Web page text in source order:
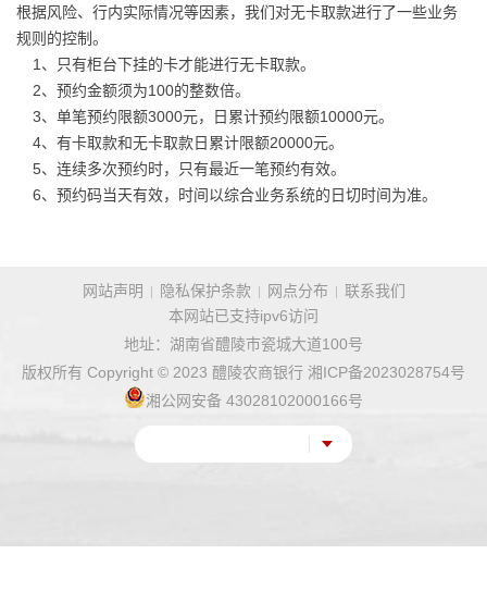
根据风险、行内实际情况等因素，我们对无卡取款进行了一些业务
规则的控制。
1、只有柜台下挂的卡才能进行无卡取款。
2、预约金额须为100的整数倍。
3、单笔预约限额3000元，日累计预约限额10000元。
4、有卡取款和无卡取款日累计限额20000元。
5、连续多次预约时，只有最近一笔预约有效。
6、预约码当天有效，时间以综合业务系统的日切时间为准。
网站声明 隐私保护条款 网点分布
联系我们
本网站已支持ipv6访问
地址：湖南省醴陵市瓷城大道100号
版权所有 Copyright © 2023 醴陵农商银行 湘ICP备2023028754号
湘公网安备 43028102000166号